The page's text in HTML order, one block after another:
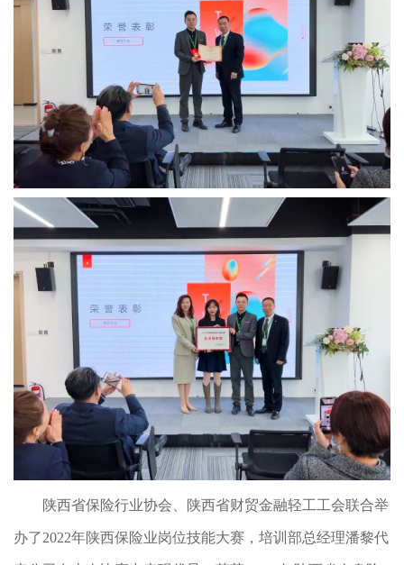
陕西省保险行业协会、陕西省财贸金融轻工工会联合举
办了2022年陕西保险业岗位技能大赛，培训部总经理潘黎代